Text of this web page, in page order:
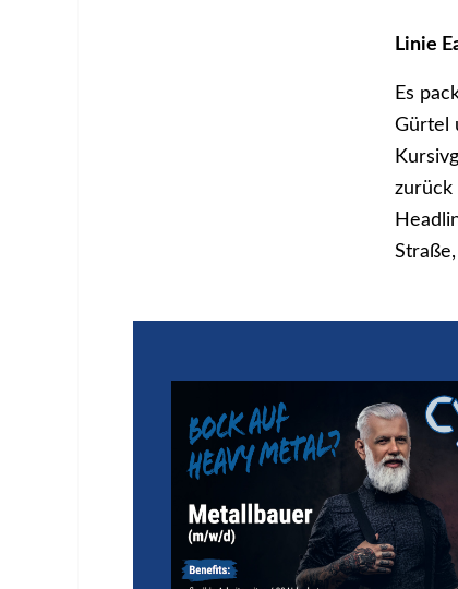
Linie
Es
Gürtel
zurück